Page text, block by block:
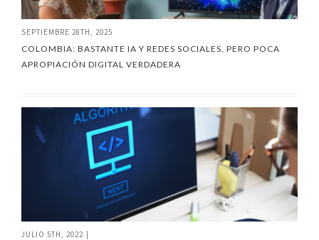
SEPTIEMBRE 28TH, 2025
COLOMBIA: BASTANTE IA Y REDES SOCIALES, PERO POCA
APROPIACIÓN DIGITAL VERDADERA
JULIO 5TH, 2022